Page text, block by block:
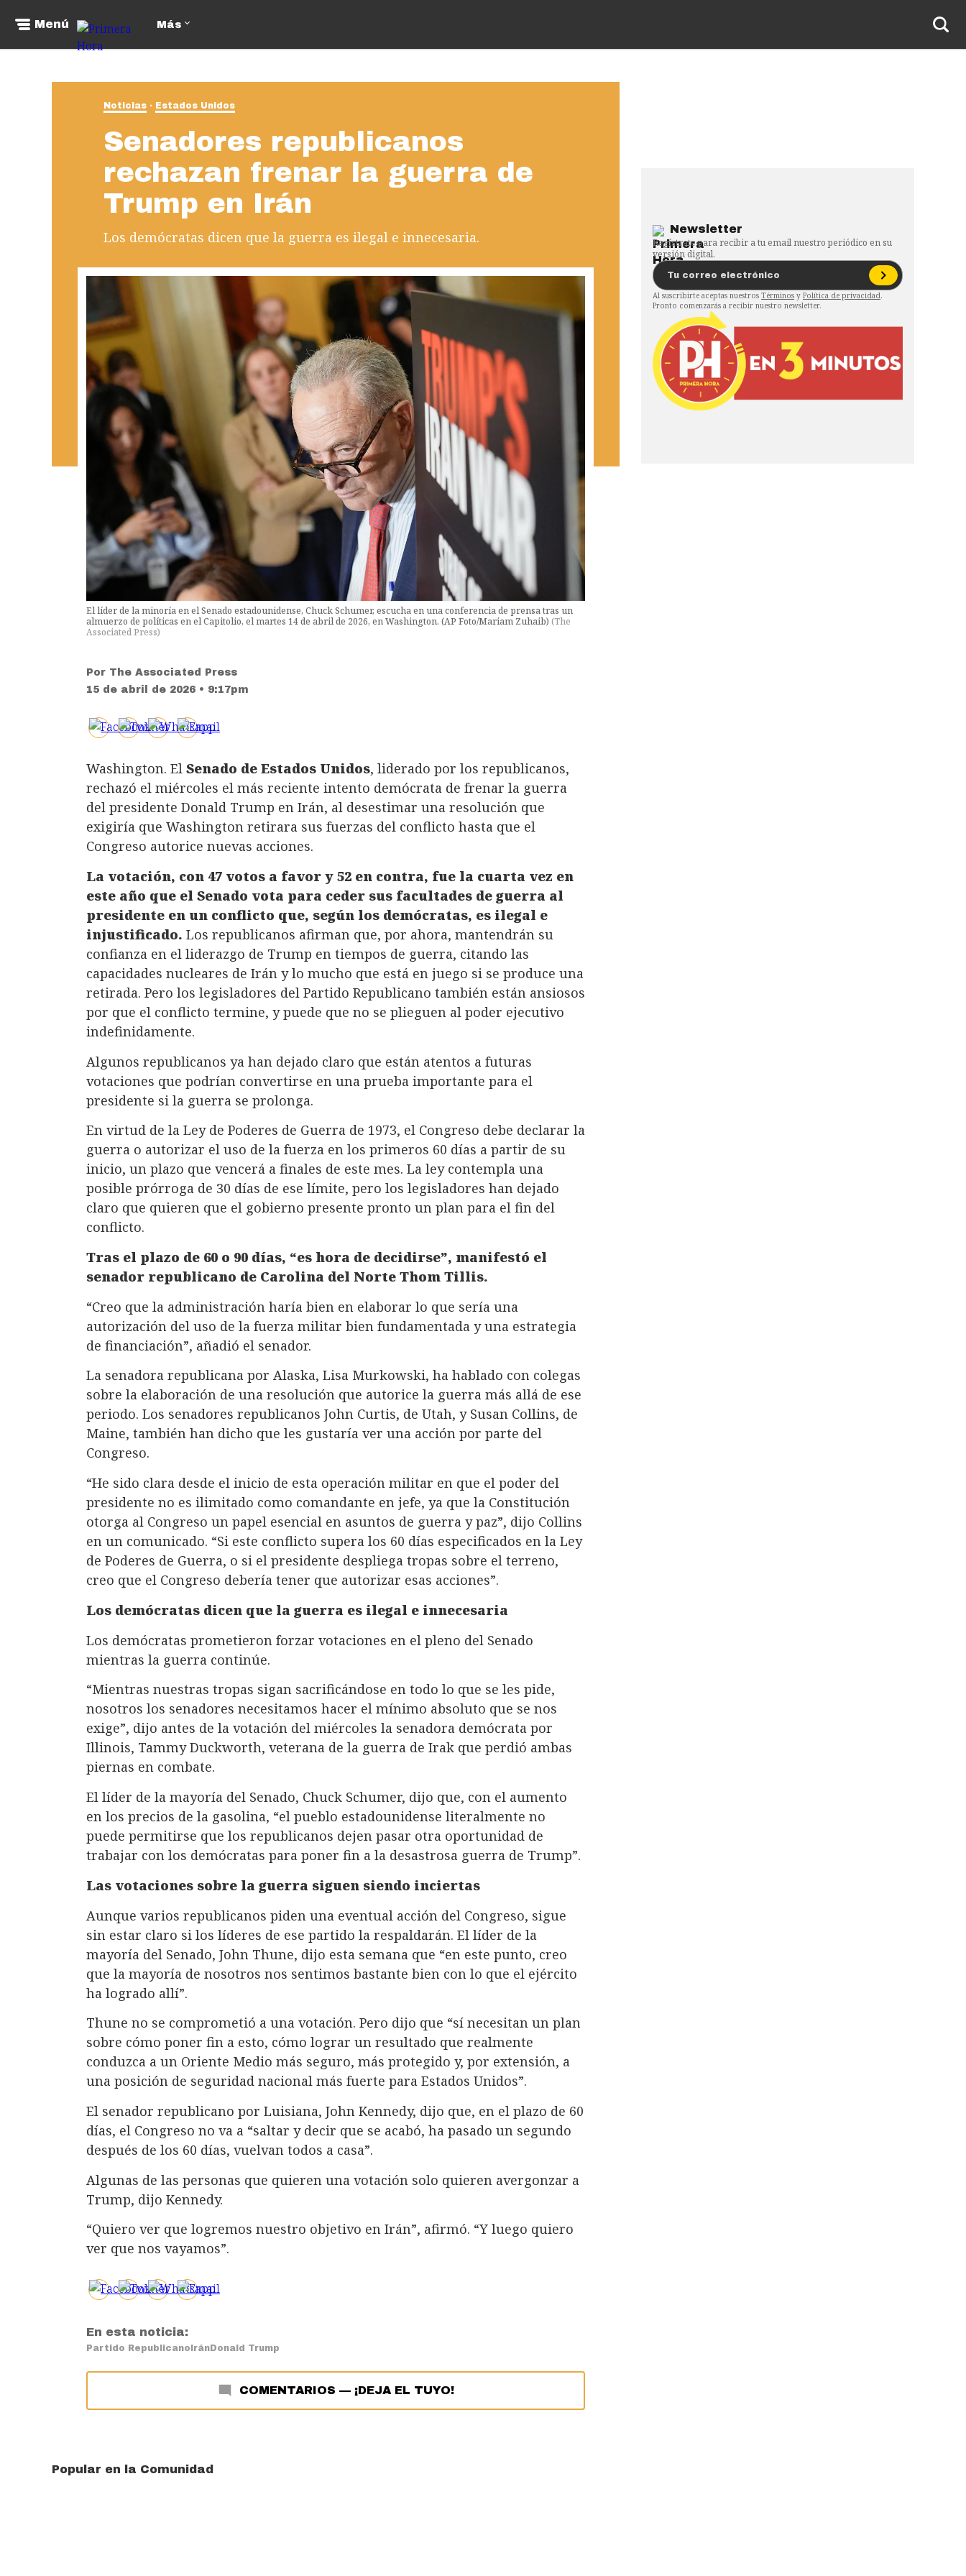
Menú Más
Noticias Estados Unidos
Senadores republicanos
rechazan frenar la guerra de
Trump en Irán
Los demócratas dicen que la guerra es ilegal e innecesaria.
El líder de la minoría en el Senado estadounidense, Chuck Schumer, escucha en una conferencia de prensa tras un
almuerzo de políticas en el Capitolio, el martes 14 de abril de 2026, en Washington. (AP Foto/Mariam Zuhaib) (The
Associated Press)
Por The Associated Press
15 de abril de 2026 • 9:17pm
Washington. El Senado de Estados Unidos, liderado por los republicanos,
rechazó el miércoles el más reciente intento demócrata de frenar la guerra
del presidente Donald Trump en Irán, al desestimar una resolución que
exigiría que Washington retirara sus fuerzas del conflicto hasta que el
Congreso autorice nuevas acciones.
La votación, con 47 votos a favor y 52 en contra, fue la cuarta vez en
este año que el Senado vota para ceder sus facultades de guerra al
presidente en un conflicto que, según los demócratas, es ilegal e
injustificado. Los republicanos afirman que, por ahora, mantendrán su
confianza en el liderazgo de Trump en tiempos de guerra, citando las
capacidades nucleares de Irán y lo mucho que está en juego si se produce una
retirada. Pero los legisladores del Partido Republicano también están ansiosos
por que el conflicto termine, y puede que no se plieguen al poder ejecutivo
indefinidamente.
Algunos republicanos ya han dejado claro que están atentos a futuras
votaciones que podrían convertirse en una prueba importante para el
presidente si la guerra se prolonga.
En virtud de la Ley de Poderes de Guerra de 1973, el Congreso debe declarar la
guerra o autorizar el uso de la fuerza en los primeros 60 días a partir de su
inicio, un plazo que vencerá a finales de este mes. La ley contempla una
posible prórroga de 30 días de ese límite, pero los legisladores han dejado
claro que quieren que el gobierno presente pronto un plan para el fin del
conflicto.
Tras el plazo de 60 o 90 días, “es hora de decidirse”, manifestó el
senador republicano de Carolina del Norte Thom Tillis.
“Creo que la administración haría bien en elaborar lo que sería una
autorización del uso de la fuerza militar bien fundamentada y una estrategia
de financiación”, añadió el senador.
La senadora republicana por Alaska, Lisa Murkowski, ha hablado con colegas
sobre la elaboración de una resolución que autorice la guerra más allá de ese
periodo. Los senadores republicanos John Curtis, de Utah, y Susan Collins, de
Maine, también han dicho que les gustaría ver una acción por parte del
Congreso.
“He sido clara desde el inicio de esta operación militar en que el poder del
presidente no es ilimitado como comandante en jefe, ya que la Constitución
otorga al Congreso un papel esencial en asuntos de guerra y paz”, dijo Collins
en un comunicado. “Si este conflicto supera los 60 días especificados en la Ley
de Poderes de Guerra, o si el presidente despliega tropas sobre el terreno,
creo que el Congreso debería tener que autorizar esas acciones”.
Los demócratas dicen que la guerra es ilegal e innecesaria
Los demócratas prometieron forzar votaciones en el pleno del Senado
mientras la guerra continúe.
“Mientras nuestras tropas sigan sacrificándose en todo lo que se les pide,
nosotros los senadores necesitamos hacer el mínimo absoluto que se nos
exige”, dijo antes de la votación del miércoles la senadora demócrata por
Illinois, Tammy Duckworth, veterana de la guerra de Irak que perdió ambas
piernas en combate.
El líder de la mayoría del Senado, Chuck Schumer, dijo que, con el aumento
en los precios de la gasolina, “el pueblo estadounidense literalmente no
puede permitirse que los republicanos dejen pasar otra oportunidad de
trabajar con los demócratas para poner fin a la desastrosa guerra de Trump”.
Las votaciones sobre la guerra siguen siendo inciertas
Aunque varios republicanos piden una eventual acción del Congreso, sigue
sin estar claro si los líderes de ese partido la respaldarán. El líder de la
mayoría del Senado, John Thune, dijo esta semana que “en este punto, creo
que la mayoría de nosotros nos sentimos bastante bien con lo que el ejército
ha logrado allí”.
Thune no se comprometió a una votación. Pero dijo que “sí necesitan un plan
sobre cómo poner fin a esto, cómo lograr un resultado que realmente
conduzca a un Oriente Medio más seguro, más protegido y, por extensión, a
una posición de seguridad nacional más fuerte para Estados Unidos”.
El senador republicano por Luisiana, John Kennedy, dijo que, en el plazo de 60
días, el Congreso no va a “saltar y decir que se acabó, ha pasado un segundo
después de los 60 días, vuelvan todos a casa”.
Algunas de las personas que quieren una votación solo quieren avergonzar a
Trump, dijo Kennedy.
“Quiero ver que logremos nuestro objetivo en Irán”, afirmó. “Y luego quiero
ver que nos vayamos”.
En esta noticia:
Partido Republicano Irán Donald Trump
COMENTARIOS — ¡DEJA EL TUYO!
Popular en la Comunidad
Newsletter
Regístrate para recibir a tu email nuestro periódico en su
versión digital.
Al suscribirte aceptas nuestros Términos y Política de privacidad.
Pronto comenzarás a recibir nuestro newsletter.